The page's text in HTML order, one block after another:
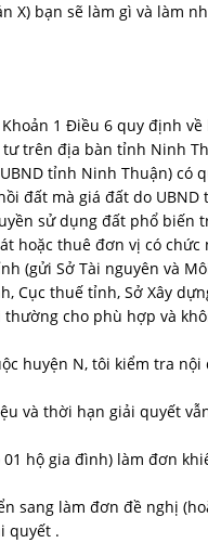
X) bạn sẽ làm gì và làm
1 Điều 6 quy định
trên địa bàn tỉnh Ninh
tỉnh Ninh Thuận) có
đất mà giá đất do
sử dụng đất phổ
hoặc thuê đơn vị có
(gửi Sở Tài nguyên và
Cục thuế tỉnh, Sở Xây
cho phù hợp và
huyện N, tôi kiểm tra
và thời hạn giải quyết
hộ gia đình) làm đơn
sang làm đơn đề nghị
quyết .